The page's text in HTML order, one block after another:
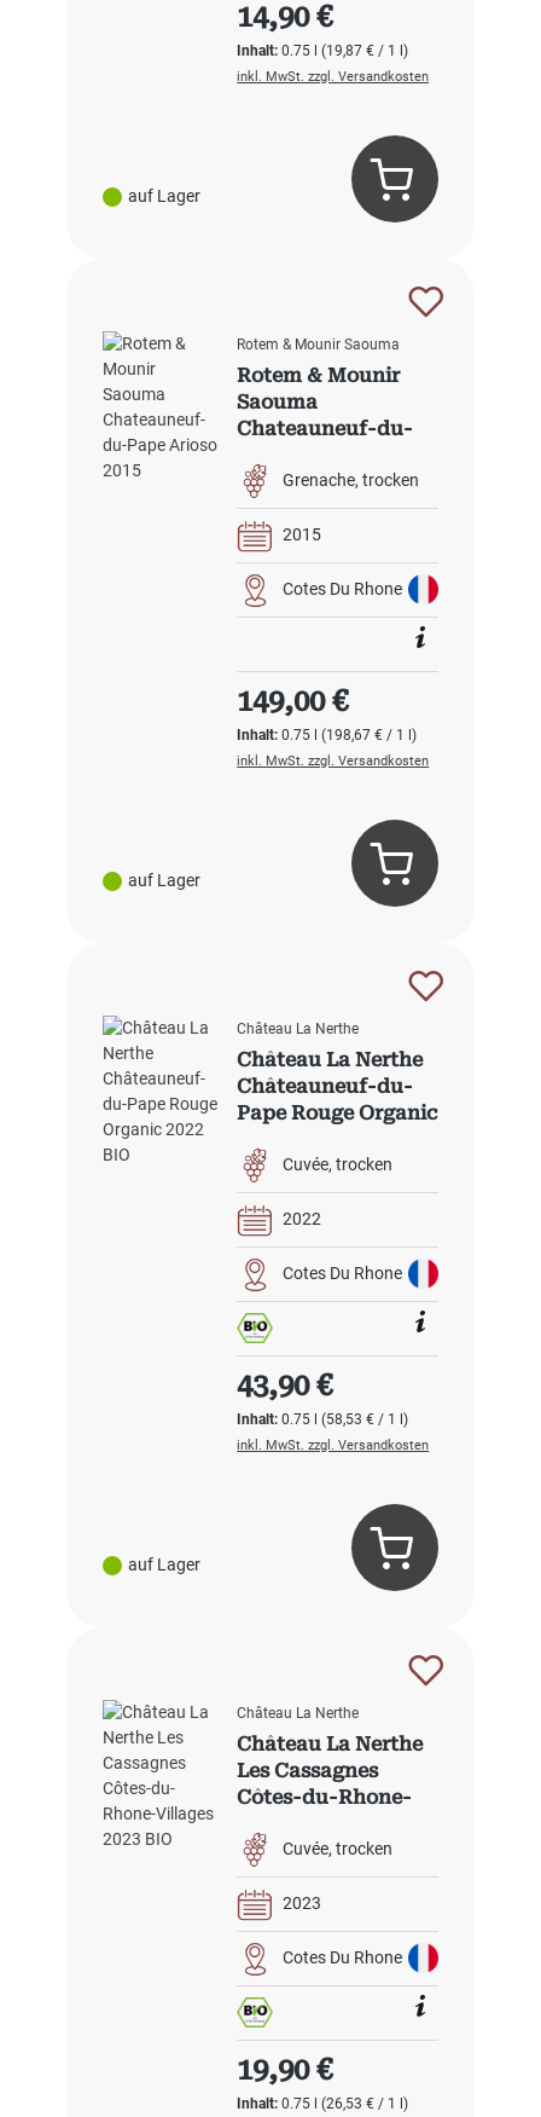
auf Lager
Inhalt:0.75 l(19,87 € / 1 l)
14,90 €
inkl. MwSt. zzgl. Versandkosten
auf Lager
Rotem & Mounir Saouma
Rotem & Mounir
Saouma
Chateauneuf-du-
Grenache trocken
2015
Cotes Du Rhone
Inhalt:0.75 l(198,67 € / 1 l)
Regulärer Preis:
149,00 €
inkl. MwSt. zzgl. Versandkosten
auf Lager
Château La Nerthe
Château La Nerthe
Châteauneuf-du-
Pape Rouge Organic
Cuvée trocken
2022
Cotes Du Rhone
Inhalt:0.75 l(58,53 € / 1 l)
Regulärer Preis:
43,90 €
inkl. MwSt. zzgl. Versandkosten
Château La Nerthe
Château La Nerthe
Les Cassagnes
Côtes-du-Rhone-
Cuvée trocken
2023
Cotes Du Rhone
Inhalt:0.75 l(26,53 € / 1 l)
Regulärer Preis:
19,90 €